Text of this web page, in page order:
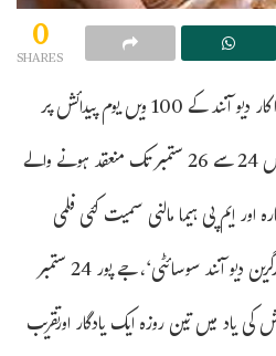
0
SHARES
جے پور (یو این آئی) مشہور فلمی اداکار دیو آنند کے 100 ویں یوم پیدائش پر
راجستھان کے دارالحکومت جے پور میں 24 سے 26 ستمبر تک منعقد ہونے والے
اور ایم پی ہیما مالنی سمیت کئی فلمی
شخصیات شرکت کریں گی۔’دی ایورگرین دیو آنند سوسائٹی‘، جے پور 24 ستمبر
یوم پیدائش کی یاد میں تین روزہ ایک یادگار اورتقریب